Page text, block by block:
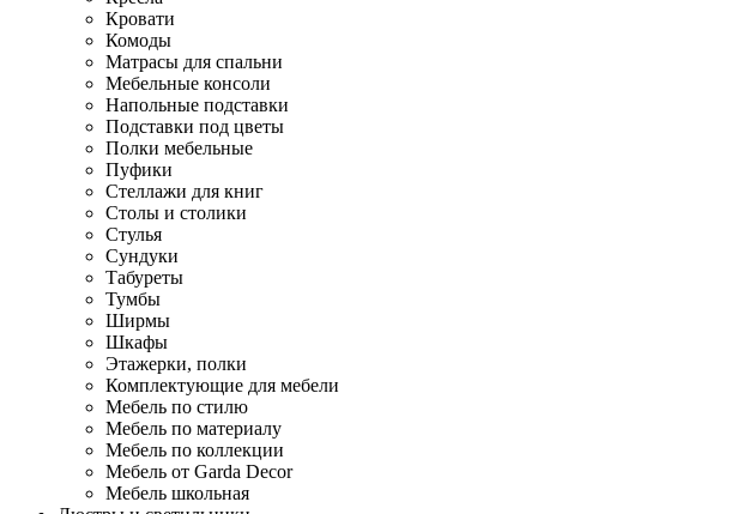
Кровати
Комоды
Матрасы для спальни
Мебельные консоли
Напольные подставки
Подставки под цветы
Полки мебельные
Пуфики
Стеллажи для книг
Столы и столики
Стулья
Сундуки
Табуреты
Тумбы
Ширмы
Шкафы
Этажерки, полки
Комплектующие для мебели
Мебель по стилю
Мебель по материалу
Мебель по коллекции
Мебель от Garda Decor
Мебель школьная